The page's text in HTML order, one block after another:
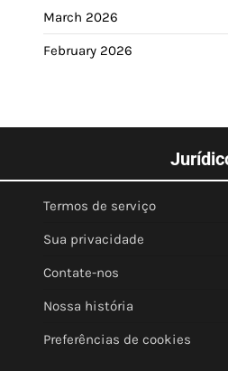
March 2026
February 2026
Termos de serviço
Sua privacidade
Contate-nos
Nossa história
Preferências de cookies